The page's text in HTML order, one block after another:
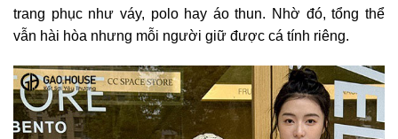
trang phục như váy, polo hay áo thun. Nhờ đó, tổng thể
vẫn hài hòa nhưng mỗi người giữ được cá tính riêng.